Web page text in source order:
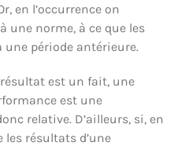
en l’occurrence on
une norme, à ce que les
période antérieure.
résultat est un fait, une
est une
relative. D’ailleurs, si, en
les résultats d’une